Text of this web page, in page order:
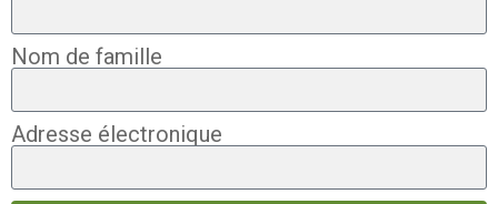
Nom de famille
Adresse électronique